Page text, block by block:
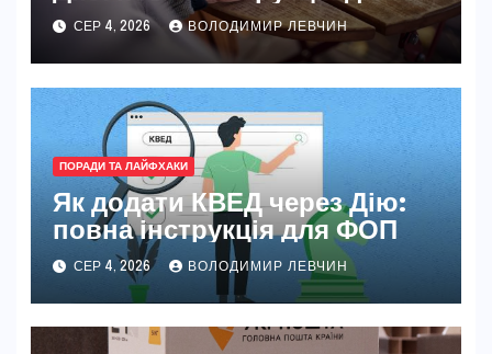
новачків і досвідчених
СЕР 4, 2026 ВОЛОДИМИР ЛЕВЧИН
ПОРАДИ ТА ЛАЙФХАКИ
Як додати КВЕД через Дію:
повна інструкція для ФОП
СЕР 4, 2026 ВОЛОДИМИР ЛЕВЧИН